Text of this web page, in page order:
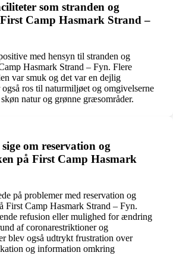
som stranden og
Camp Hasmark Strand –
med hensyn til stranden og
Hasmark Strand – Fyn. Flere
var smuk og det var en dejlig
ros til naturmiljøet og omgivelserne
natur og grønne græsområder.
om reservation og
på First Camp Hasmark
på problemer med reservation og
First Camp Hasmark Strand – Fyn.
refusion eller mulighed for ændring
af coronarestriktioner og
blev også udtrykt frustration over
og information omkring